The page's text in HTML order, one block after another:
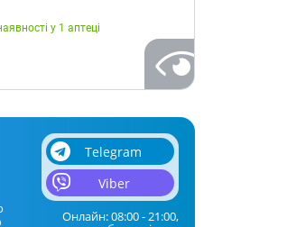
у 1 аптеці
Telegram
Viber
Онлайн: 08:00 - 21:00,